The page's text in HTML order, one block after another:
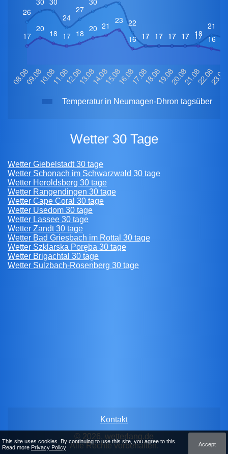
Temperatur in Neumagen-Dhron tagsüber
Wetter 30 Tage
Wetter Giebelstadt 30 tage
Wetter Schonach im Schwarzwald 30 tage
Wetter Heroldsberg 30 tage
Wetter Rangendingen 30 tage
Wetter Cape Coral 30 tage
Wetter Usedom 30 tage
Wetter Lassee 30 tage
Wetter Zandt 30 tage
Wetter Bad Griesbach im Rottal 30 tage
Wetter Szklarska Poręba 30 tage
Wetter Brigachtal 30 tage
Wetter Sulzbach-Rosenberg 30 tage
Kontakt
© 2026, wetterlang.de
Alle Rechte vorbehalten.
This site uses cookies. By continuing to use this site, you agree to this.
Read more Privacy Policy Accept